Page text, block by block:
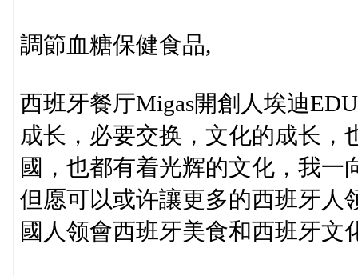
調節血糖保健食品,
西班牙餐厅Migas開創人埃迪
成长，必要交换，文化的成长，
國，也都有着光辉的文化，我
但愿可以或许讓更多的西班牙人
國人领會西班牙美食和西班牙文